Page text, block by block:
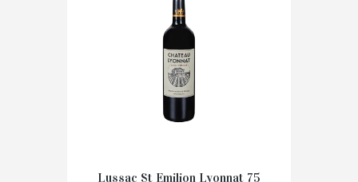
Lussac St Emilion Lyonnat 75